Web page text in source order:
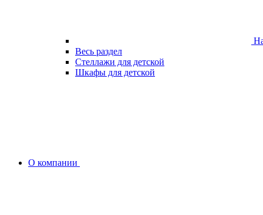
Весь раздел
Стеллажи для детской
Шкафы для детской
О компании